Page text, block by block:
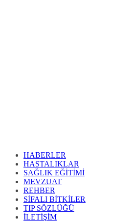
HABERLER
HASTALIKLAR
SAĞLIK EĞİTİMİ
MEVZUAT
REHBER
SİFALI BİTKİLER
TIP SÖZLÜĞÜ
İLETİŞİM